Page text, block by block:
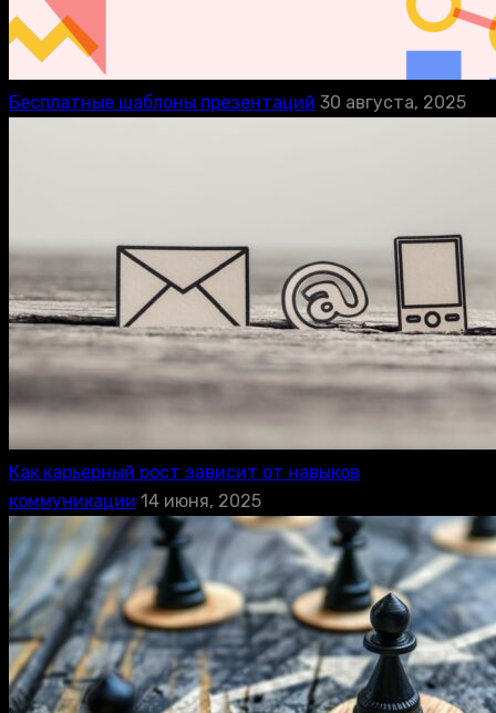
Бесплатные шаблоны презентаций 30 августа, 2025
Как карьерный рост зависит от навыков
коммуникации 14 июня, 2025